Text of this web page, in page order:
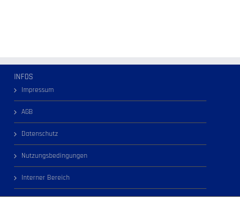
INFOS
Impressum
AGB
Datenschutz
Nutzungsbedingungen
Interner Bereich